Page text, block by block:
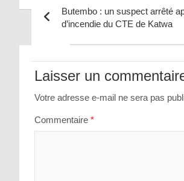
Navigation
de
l’article
Butembo : un suspect arrêté
d’incendie du CTE de Katwa
Laisser un
Votre adresse e-mail ne sera pas
Commentaire *